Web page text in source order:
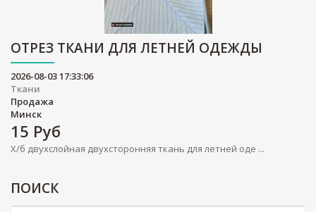
ОТРЕЗ ТКАНИ ДЛЯ ЛЕТНЕЙ ОДЕЖДЫ
2026-08-03 17:33:06
Ткани
Продажа
Минск
15 Руб
Х/б двухслойная двухсторонняя ткань для летней оде ...
ПОИСК